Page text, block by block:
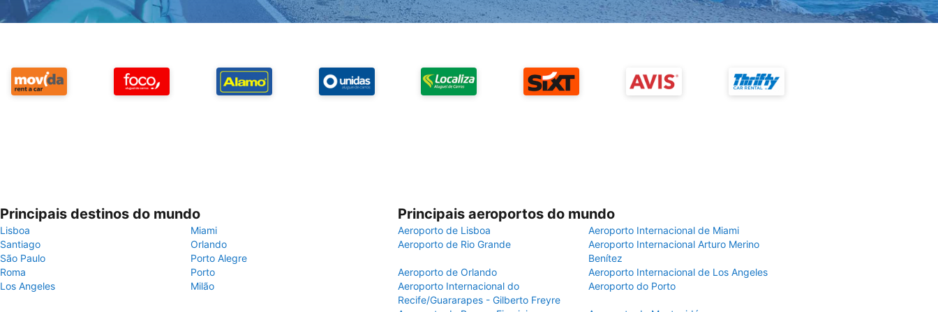
Principais destinos do mundo
Lisboa
Miami
Santiago
Orlando
São Paulo
Porto Alegre
Roma
Porto
Los Angeles
Milão
Principais aeroportos do mundo
Aeroporto de Lisboa
Aeroporto Internacional de Miami
Aeroporto de Rio Grande
Aeroporto Internacional Arturo Merino
Benítez
Aeroporto de Orlando
Aeroporto Internacional de Los Angeles
Aeroporto Internacional do
Recife/Guararapes - Gilberto Freyre
Aeroporto do Porto